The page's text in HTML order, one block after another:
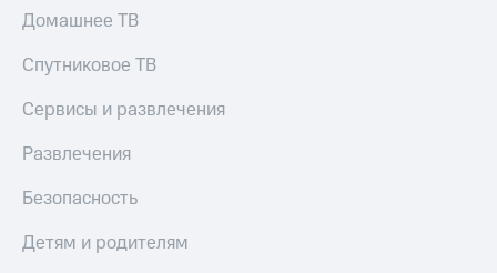
Домашнее ТВ
Спутниковое ТВ
Сервисы и развлечения
Развлечения
Безопасность
Детям и родителям